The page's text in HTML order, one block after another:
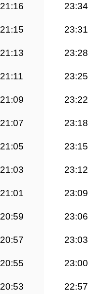
21:16 23:34
21:15 23:31
21:13 23:28
21:11 23:25
21:09 23:22
21:07 23:18
21:05 23:15
21:03 23:12
21:01 23:09
20:59 23:06
20:57 23:03
20:55 23:00
20:53 22:57